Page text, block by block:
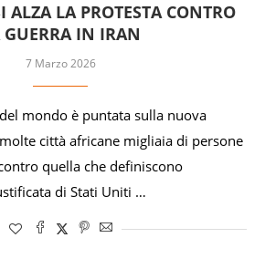
ALZA LA PROTESTA CONTRO
GUERRA IN IRAN
7 Marzo 2026
mondo è puntata sulla nuova
città africane migliaia di persone
quella che definiscono
di Stati Uniti …